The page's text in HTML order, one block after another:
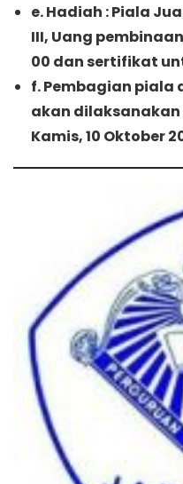
e. Hadiah : Piala
III, Uang
00 dan sertifikat
f. Pembagian piala
akan dilaksanakan
Kamis, 10 Oktober